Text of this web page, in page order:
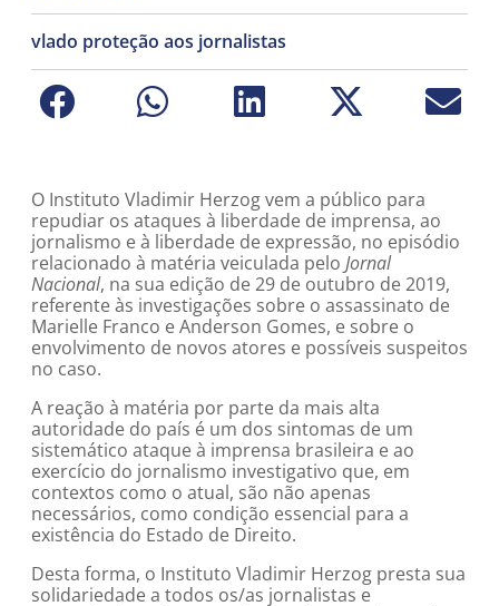
vlado proteção aos jornalistas
O Instituto Vladimir Herzog vem a público para
repudiar os ataques à liberdade de imprensa, ao
jornalismo e à liberdade de expressão, no episódio
relacionado à matéria veiculada pelo Jornal
Nacional, na sua edição de 29 de outubro de 2019,
referente às investigações sobre o assassinato de
Marielle Franco e Anderson Gomes, e sobre o
envolvimento de novos atores e possíveis suspeitos
no caso.
A reação à matéria por parte da mais alta
autoridade do país é um dos sintomas de um
sistemático ataque à imprensa brasileira e ao
exercício do jornalismo investigativo que, em
contextos como o atual, são não apenas
necessários, como condição essencial para a
existência do Estado de Direito.
Desta forma, o Instituto Vladimir Herzog presta sua
solidariedade a todos os/as jornalistas e